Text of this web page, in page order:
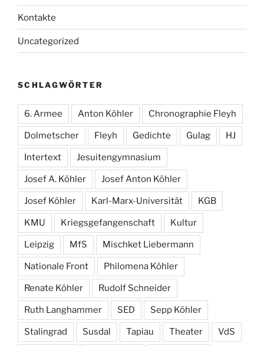
Kontakte
Uncategorized
SCHLAGWÖRTER
6. Armee Anton Köhler Chronographie Fleyh
Dolmetscher Fleyh Gedichte Gulag HJ
Intertext Jesuitengymnasium
Josef A. Köhler Josef Anton Köhler
Josef Köhler Karl-Marx-Universität KGB
KMU Kriegsgefangenschaft Kultur
Leipzig MfS Mischket Liebermann
Nationale Front Philomena Köhler
Renate Köhler Rudolf Schneider
Ruth Langhammer SED Sepp Köhler
Stalingrad Susdal Tapiau Theater VdS